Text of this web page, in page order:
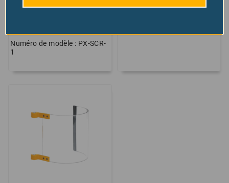
Numéro de modèle : PX-SCR-
1